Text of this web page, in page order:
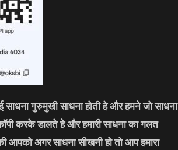
साधना गुरुमुखी साधना होती हे और हमने जो साधना
करके डालते हे और हमारी साधना का गलत
आपको अगर साधना सीखनी हो तो आप हमारा